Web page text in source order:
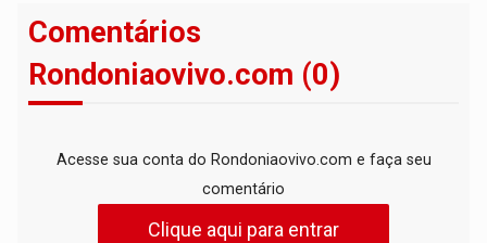
Comentários
Rondoniaovivo.com (0)
Acesse sua conta do Rondoniaovivo.com e faça seu
comentário
Clique aqui para entrar